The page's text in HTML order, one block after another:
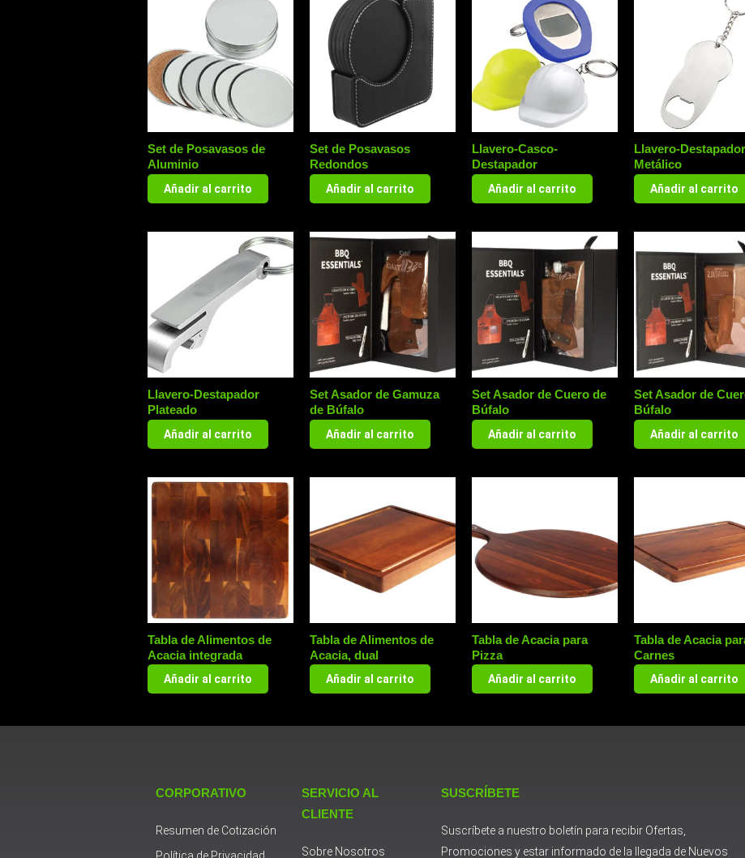
Set de Posavasos de
Aluminio
Añadir al carrito
Set de Posavasos
Redondos
Añadir al carrito
Llavero-Casco-
Destapador
Añadir al carrito
Llavero-Destapador
Metálico
Añadir al carrito
Llavero-Destapador
Plateado
Añadir al carrito
Set Asador de Gamuza
de Búfalo
Añadir al carrito
Set Asador de Cuero de
Búfalo
Añadir al carrito
Set Asador de
Búfalo
Añadir al carrito
Tabla de Alimentos de
Acacia integrada
Añadir al carrito
Tabla de Alimentos de
Acacia, dual
Añadir al carrito
Tabla de Acacia para
Pizza
Añadir al carrito
Tabla de Acacia
Carnes
Añadir al carrito
CORPORATIVO
Resumen de Cotización
Política de Privacidad
SERVICIO AL
CLIENTE
Sobre Nosotros
SUSCRÍBETE
Suscríbete a nuestro boletín para recibir Ofertas,
Promociones y estar informado de la llegada de Nuevos